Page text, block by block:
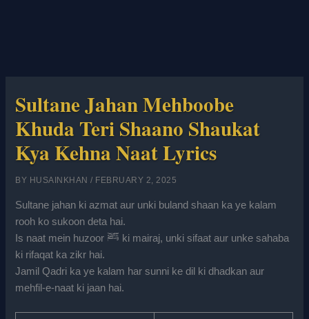
Sultane Jahan Mehboobe
Khuda Teri Shaano Shaukat
Kya Kehna Naat Lyrics
BY HUSAINKHAN/ FEBRUARY 2, 2025
Sultane jahan ki azmat aur unki buland shaan ka ye kalam
rooh ko sukoon deta hai.
Is naat mein huzoor ﷺ ki mairaj, unki sifaat aur unke sahaba
ki rifaqat ka zikr hai.
Jamil Qadri ka ye kalam har sunni ke dil ki dhadkan aur
mehfil-e-naat ki jaan hai.